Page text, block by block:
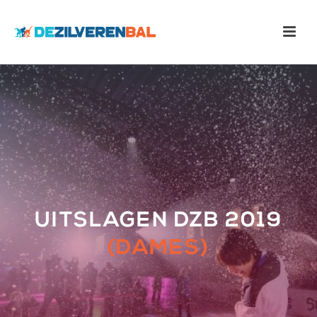
UITSLAGEN DZB 2019
(DAMES)